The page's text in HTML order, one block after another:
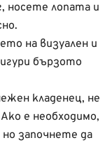
носете лопата и
на визуален и
бързото
кладенец, не
е необходимо,
започнете да